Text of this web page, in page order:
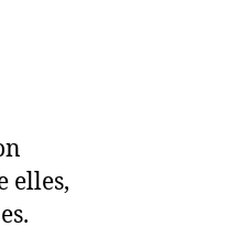
elles,